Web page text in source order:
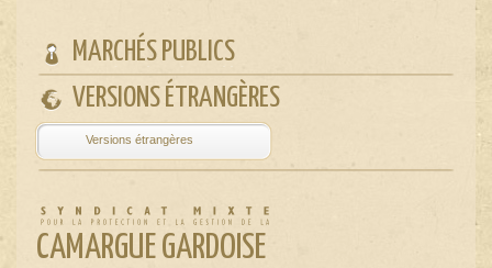
MARCHÉS PUBLICS
VERSIONS ÉTRANGÈRES
Powered by
CAMARGUE GARDOISE